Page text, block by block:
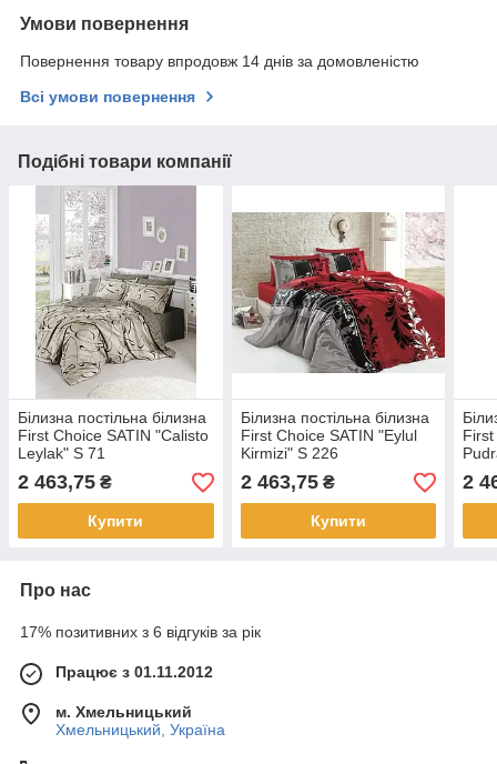
Умови повернення
Повернення товару впродовж 14 днів за домовленістю
Всі умови повернення
Подібні товари компанії
Білизна постільна білизна
First Choice SATIN "Calisto
Leylak" S 71
2 463,75 ₴
Купити
Білизна постільна білизна
First Choice SATIN "Eylul
Kirmizi" S 226
2 463,75₴
Купити
2
Про нас
17% позитивних з 6 відгуків за рік
Працює з 01.11.2012
м. Хмельницький
Хмельницький, Україна